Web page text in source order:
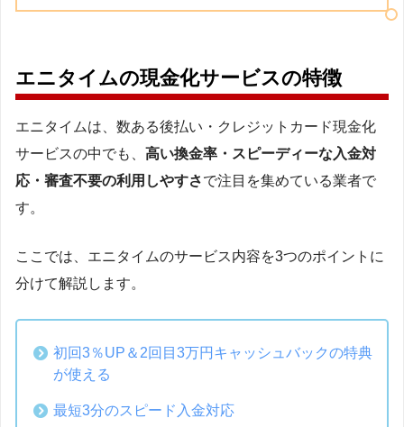
エニタイムの現金化サービスの特徴
エニタイムは、数ある後払い・クレジットカード現金化
サービスの中でも、 高い換金率・スピーディーな入金対
応・審査不要の利用しやすさで注目を集めている業者で
す。
ここでは、エニタイムのサービス内容を3つのポイントに
分けて解説します。
初回3％UP＆2回目3万円キャッシュバックの特典
が使える
最短3分のスピード入金対応